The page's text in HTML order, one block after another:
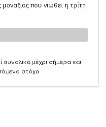
που νιώθει η τρίτη
συνολικά μέχρι σήμερα και
στόχο